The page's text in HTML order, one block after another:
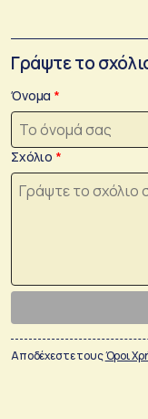
Γράψτε το
Όνομα
Σχόλιο
Αποδέχεστε τουςΌροι